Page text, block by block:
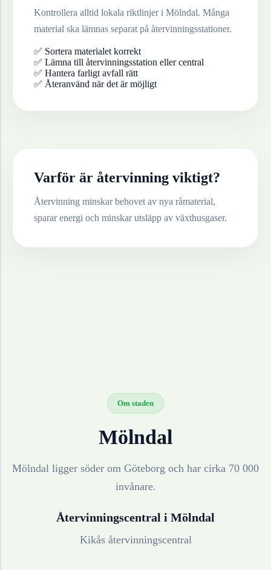
Kontrollera alltid lokala riktlinjer i Mölndal. Många
material ska lämnas separat på återvinningsstationer.
✅ Sortera materialet korrekt
✅ Lämna till återvinningsstation eller central
✅ Hantera farligt avfall rätt
✅ Återanvänd när det är möjligt
Varför är återvinning viktigt?
Återvinning minskar behovet av nya råmaterial,
sparar energi och minskar utsläpp av växthusgaser.
Om staden
Mölndal
Mölndal ligger söder om Göteborg och har cirka 70 000
invånare.
Återvinningscentral i Mölndal
Kikås återvinningscentral